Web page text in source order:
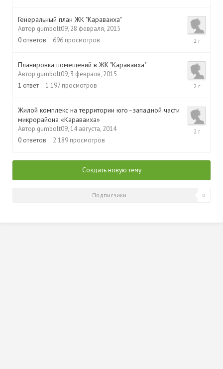
Генеральный план ЖК "Караваиха"
Автор gumbolt09, 28 февраля, 2015
0 ответов 696 просмотров
28
Планировка помещений в ЖК "Караваиха"
Автор gumbolt09, 3 февраля, 2015
1 ответ 1 197 просмотров
Жилой комплекс на территории юго–западной части
микрорайона «Караваиха»
Автор gumbolt09,14 августа, 2014
0 ответов 2 189 просмотров
14
Создать новую тему
Подписчики 0